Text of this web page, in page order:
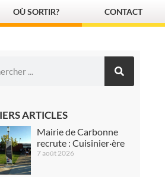
OÙ SORTIR? CONTACT
ARTICLES
Mairie de Carbonne
recrute : Cuisinier·ère
7 août 2026